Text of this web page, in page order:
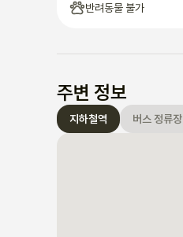
반려동물 불가
주변 정보
지하철역 버스 정류장